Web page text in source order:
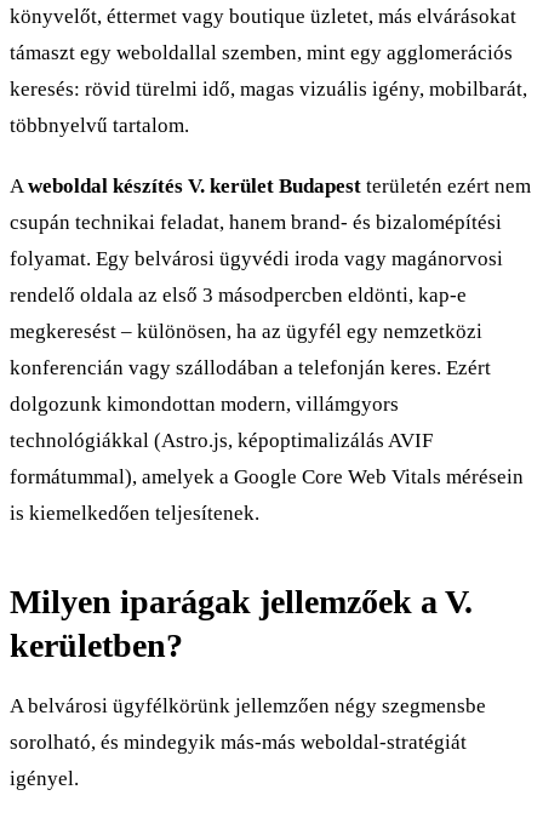
könyvelőt, éttermet vagy boutique üzletet, más elvárásokat
támaszt egy weboldallal szemben, mint egy agglomerációs
keresés: rövid türelmi idő, magas vizuális igény, mobilbarát,
többnyelvű tartalom.
A weboldal készítés V. kerület Budapest területén ezért nem
csupán technikai feladat, hanem brand- és bizalomépítési
folyamat. Egy belvárosi ügyvédi iroda vagy magánorvosi
rendelő oldala az első 3 másodpercben eldönti, kap-e
megkeresést – különösen, ha az ügyfél egy nemzetközi
konferencián vagy szállodában a telefonján keres. Ezért
dolgozunk kimondottan modern, villámgyors
technológiákkal (Astro.js, képoptimalizálás AVIF
formátummal), amelyek a Google Core Web Vitals mérésein
is kiemelkedően teljesítenek.
Milyen iparágak jellemzőek a V.
kerületben?
A belvárosi ügyfélkörünk jellemzően négy szegmensbe
sorolható, és mindegyik más-más weboldal-stratégiát
igényel.